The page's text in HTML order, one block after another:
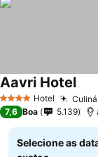
4 EstrelasHotel
Aavri Hotel
7,6 Boa 5.139
Selecione as